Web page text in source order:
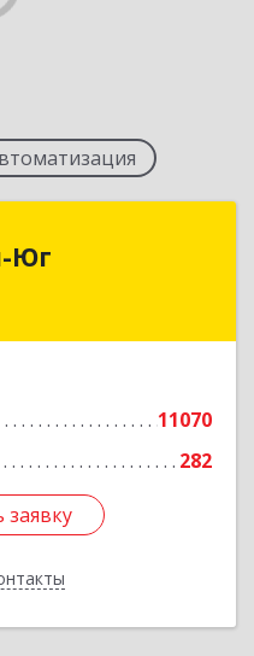
Юг
11070
282
край, Краснодар г,